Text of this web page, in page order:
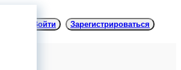
Войти Зарегистрироваться